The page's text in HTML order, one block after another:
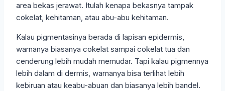
area bekas jerawat. Itulah kenapa bekasnya tampak
cokelat, kehitaman, atau abu-abu kehitaman.
Kalau pigmentasinya berada di lapisan epidermis,
warnanya biasanya cokelat sampai cokelat tua dan
cenderung lebih mudah memudar. Tapi kalau pigmennya
lebih dalam di dermis, warnanya bisa terlihat lebih
kebiruan atau keabu-abuan dan biasanya lebih bandel.